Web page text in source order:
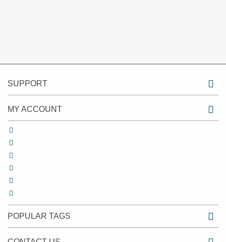
SUPPORT
MY ACCOUNT
POPULAR TAGS